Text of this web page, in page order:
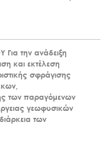
την ανάδειξη
και εκτέλεση
σφράγισης
των παραγόμενων
γεωφυσικών
των